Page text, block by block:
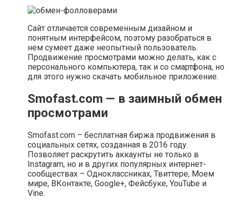
Сайт отличается современным дизайном и
понятным интерфейсом, поэтому разобраться в
нем сумеет даже неопытный пользователь.
Продвижение просмотрами можно делать, как с
персонального компьютера, так и со смартфона, но
для этого нужно скачать мобильное приложение.
Smofast.com — в заимный обмен
просмотрами
Smofast.com – бесплатная биржа продвижения в
социальных сетях, созданная в 2016 году.
Позволяет раскрутить аккаунты не только в
Instagram, но и в других популярных интернет-
сообществах – Одноклассниках, Твиттере, Моем
мире, ВКонтакте, Google+, Фейсбуке, YouTube и
Vine.